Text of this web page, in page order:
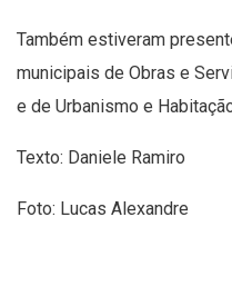
Também estiveram
municipais de Obras e
e de Urbanismo e
Texto: Daniele Ramiro
Foto: Lucas Alexandre